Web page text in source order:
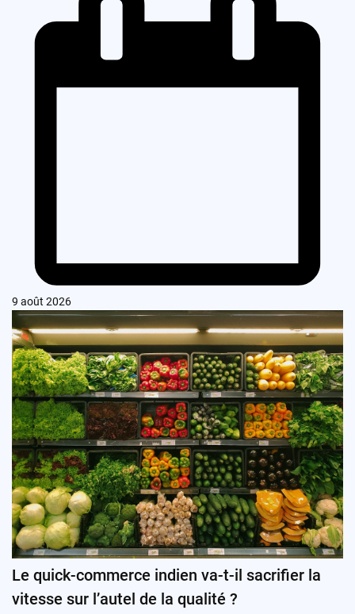
9 août 2026
Le quick-commerce indien va-t-il sacrifier la
vitesse sur l’autel de la qualité ?